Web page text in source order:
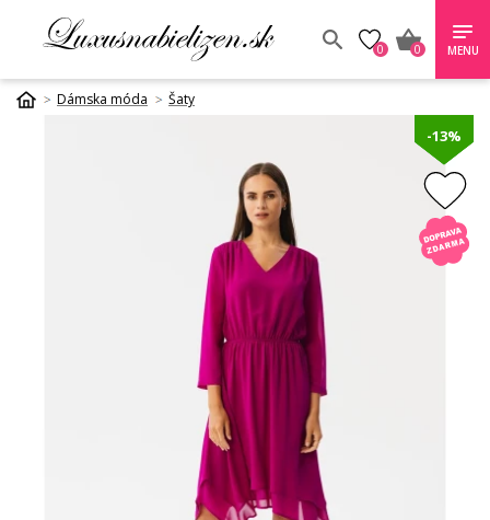
0 0 MENU
Dámska móda Šaty
-13%